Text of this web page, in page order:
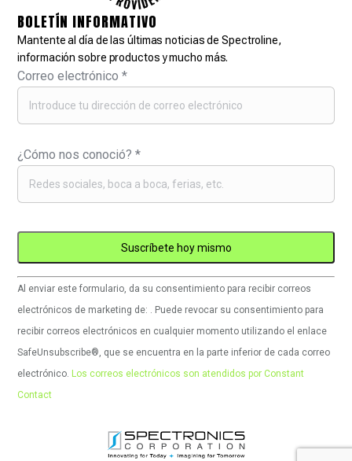
BOLETÍN INFORMATIVO
Mantente al día de las últimas noticias de Spectroline,
información sobre productos y mucho más.
Correo electrónico*
¿Cómo nos conoció?*
Uso
de
Constant
Contact.
Por
favor,
Al enviar este formulario, da su consentimiento para recibir correos
electrónicos de marketing de: . Puede revocar su consentimiento para
recibir correos electrónicos en cualquier momento utilizando el enlace
SafeUnsubscribe®, que se encuentra en la parte inferior de cada correo
electrónico. Los correos electrónicos son atendidos por Constant
Contact